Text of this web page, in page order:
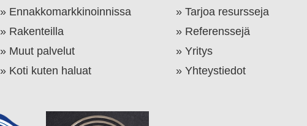
Ennakkomarkkinoinnissa
Rakenteilla
Muut palvelut
Koti kuten haluat
Tarjoa resursseja
Referenssejä
Yritys
Yhteystiedot